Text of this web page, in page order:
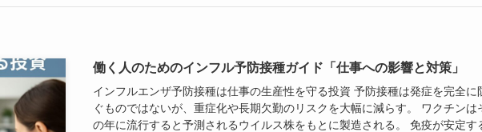
働く人のためのインフル予防接種ガイド「仕事への影響と対策」
インフルエンザ予防接種は仕事の生産性を守る投資 予防接種は発症を完全に
ぐものではないが、重症化や長期欠勤のリスクを大幅に減らす。 ワクチンは
の年に流行すると予測されるウイルス株をもとに製造される。 免疫が安定す